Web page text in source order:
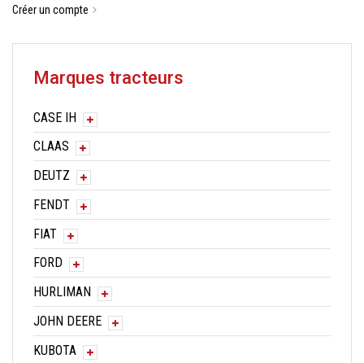
Créer un compte
Marques tracteurs
CASE IH
CLAAS
DEUTZ
FENDT
FIAT
FORD
HURLIMAN
JOHN DEERE
KUBOTA